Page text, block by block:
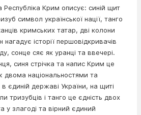
Крим описує: синій щит
символ української нації, танго
кримських татар, дві колони
нагадує історії першовідкривачів
сонце сяє як уранці та ввечері.
синя стрічка та напис Крим це
двома національностями та
єдиній державі України, на щиті
тризубців і танго це єдність двох
у злагоді та вірний єдиний